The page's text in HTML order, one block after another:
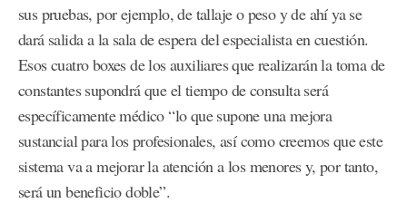
sus pruebas, por ejemplo, de tallaje o peso y de ahí ya se
dará salida a la sala de espera del especialista en cuestión.
Esos cuatro boxes de los auxiliares que realizarán la toma de
constantes supondrá que el tiempo de consulta será
específicamente médico “lo que supone una mejora
sustancial para los profesionales, así como creemos que este
sistema va a mejorar la atención a los menores y, por tanto,
será un beneficio doble”.